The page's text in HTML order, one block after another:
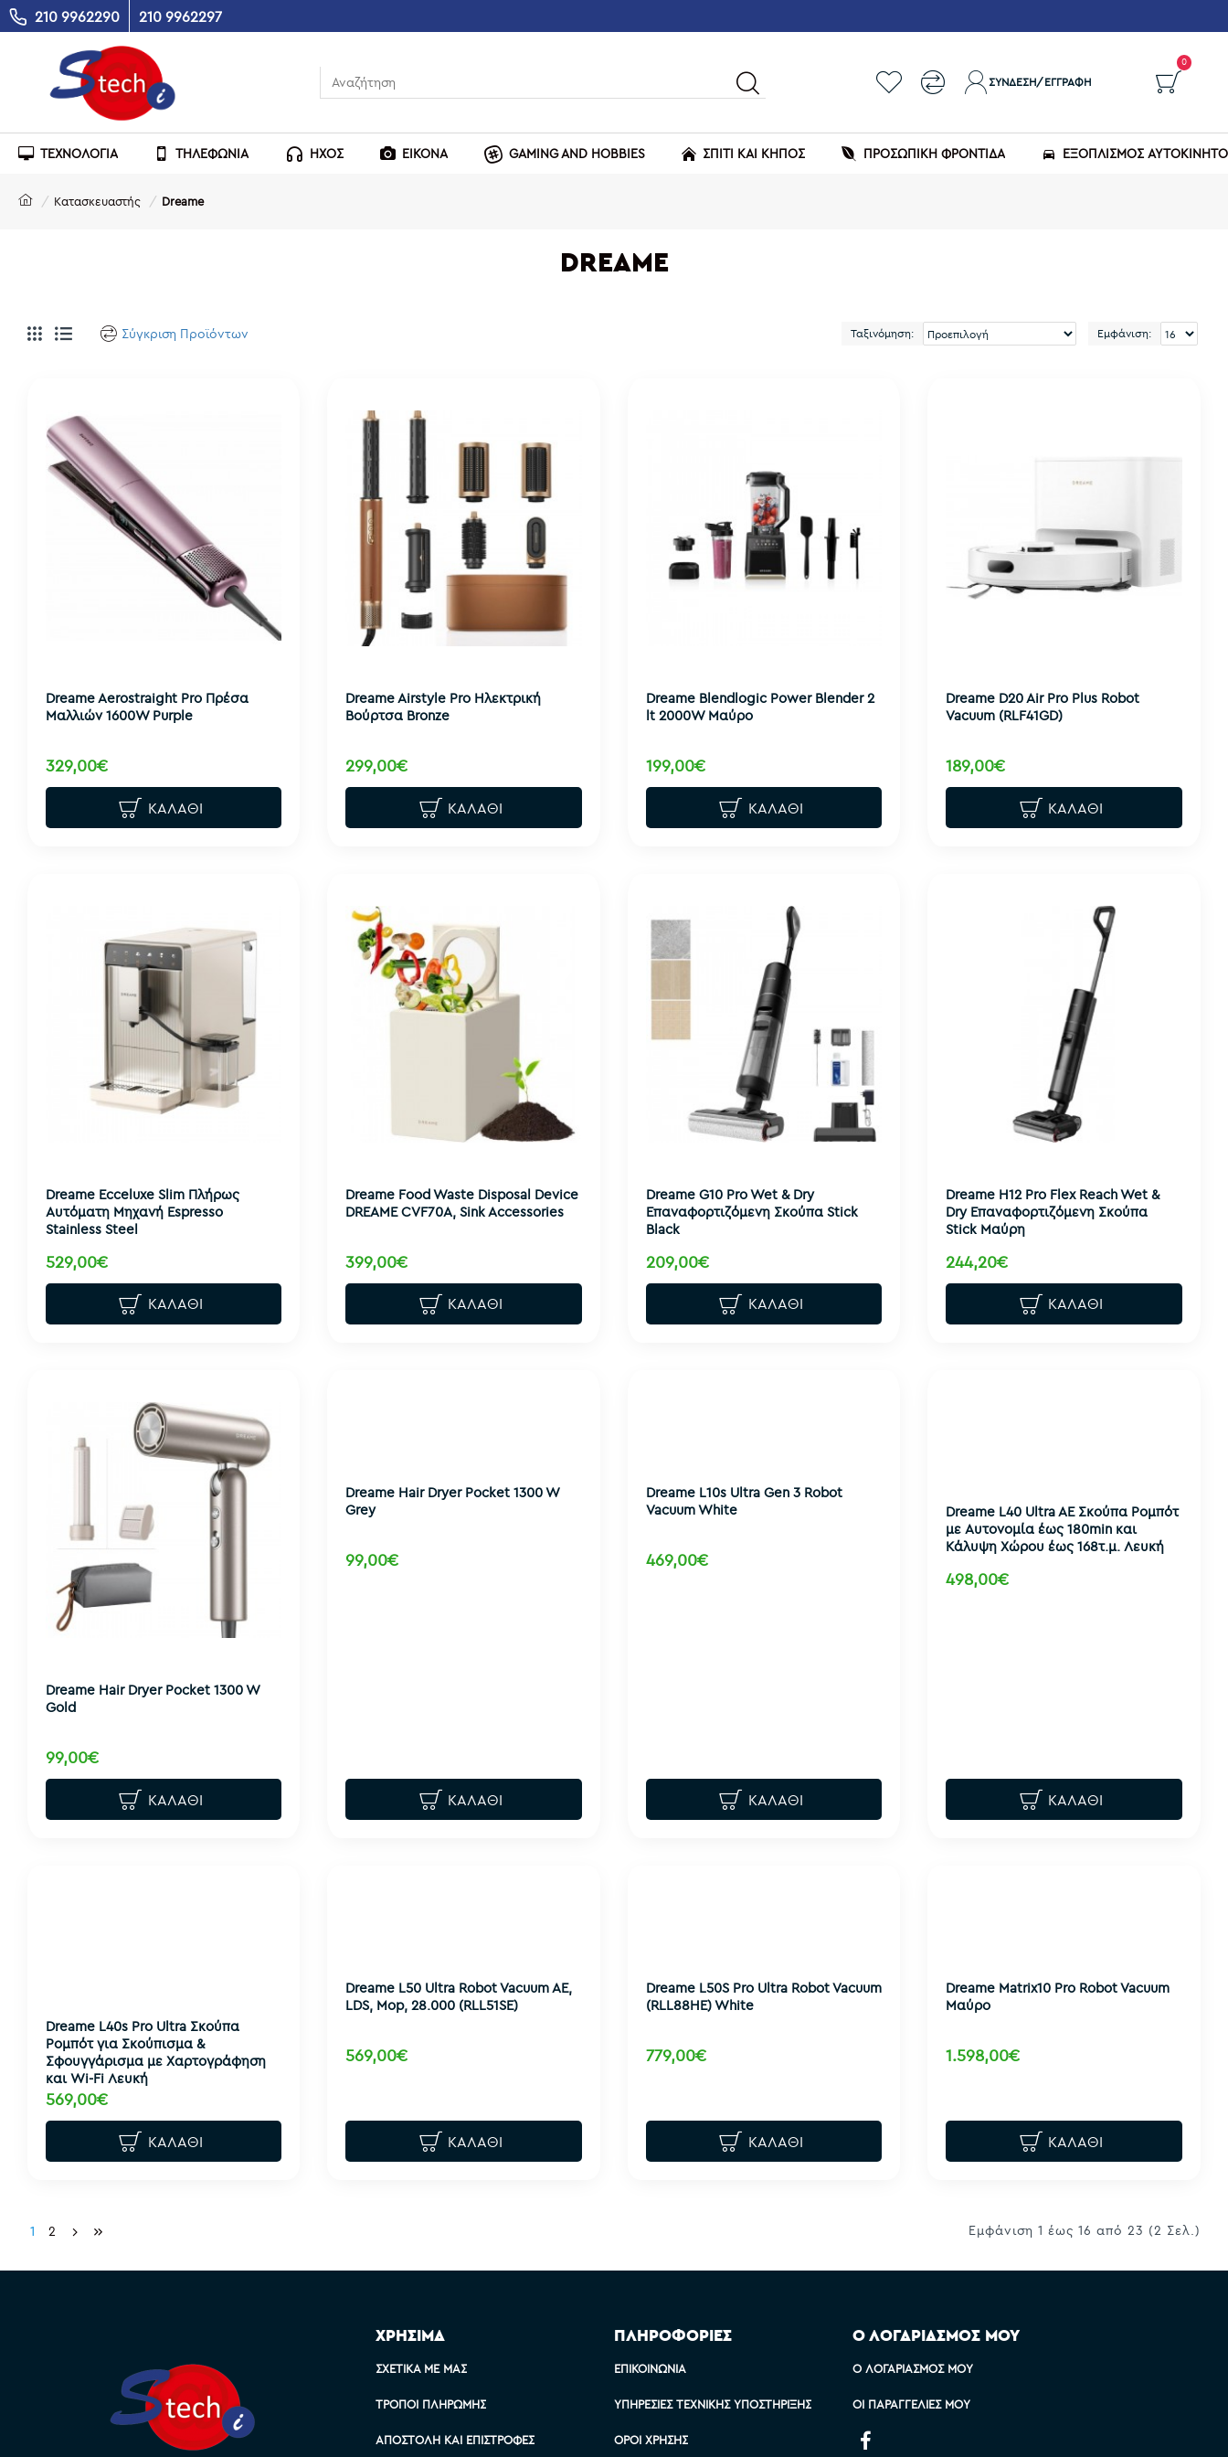
210 9962290 210 9962297
ΣΎΝΔΕΣΗ/ΕΓΓΡΑΦΉ
0
ΤΕΧΝΟΛΟΓΙΑ ΤΗΛΕΦΩΝΙΑ ΗΧΟΣ ΕΙΚΟΝΑ GAMING AND HOBBIES ΣΠΙΤΙ ΚΑΙ ΚΗΠΟΣ ΠΡΟΣΩΠΙΚΗ ΦΡΟΝΤΙΔΑ ΕΞΟΠΛΙΣΜΌΣ
Κατασκευαστής Dreame
DREAME
Σύγκριση Προϊόντων Ταξινόμηση: Εμφάνιση:
Dreame Aerostraight Pro Πρέσα
Μαλλιών 1600W Purple
329,00€
ΚΑΛΆΘΙ
Dreame Airstyle Pro Ηλεκτρική
Βούρτσα Bronze
299,00€
ΚΑΛΆΘΙ
Dreame Blendlogic Power Blender 2
lt 2000W Μαύρο
199,00€
ΚΑΛΆΘΙ
Dreame D20 Air Pro Plus Robot
Vacuum (RLF41GD)
189,00€
ΚΑΛΆΘΙ
Dreame Ecceluxe Slim Πλήρως
Aυτόματη Mηχανή Espresso
Stainless Steel
529,00€
ΚΑΛΆΘΙ
Dreame Food Waste Disposal Device
DREAME CVF70A, Sink Accessories
399,00€
ΚΑΛΆΘΙ
Dreame G10 Pro Wet & Dry
Επαναφορτιζόμενη Σκούπα Stick
Black
209,00€
ΚΑΛΆΘΙ
Dreame H12 Pro Flex Reach Wet &
Dry Επαναφορτιζόμενη Σκούπα
Stick Μαύρη
244,20€
ΚΑΛΆΘΙ
Dreame Hair Dryer Pocket 1300 W
Gold
99,00€
ΚΑΛΆΘΙ
Dreame Hair Dryer Pocket 1300 W
Grey
99,00€
ΚΑΛΆΘΙ
Dreame L10s Ultra Gen 3 Robot
Vacuum White
469,00€
ΚΑΛΆΘΙ
Dreame L40 Ultra AE Σκούπα Ρομπότ
με Αυτονομία έως 180min και
Κάλυψη Χώρου έως 168τ.μ. Λευκή
498,00€
ΚΑΛΆΘΙ
Dreame L40s Pro Ultra Σκούπα
Ρομπότ για Σκούπισμα &
Σφουγγάρισμα με Χαρτογράφηση
και Wi-Fi Λευκή
569,00€
ΚΑΛΆΘΙ
Dreame L50 Ultra Robot Vacuum AE,
LDS, Mop, 28.000 (RLL51SE)
569,00€
ΚΑΛΆΘΙ
Dreame L50S Pro Ultra Robot Vacuum
(RLL88HE) White
779,00€
ΚΑΛΆΘΙ
Dreame Matrix10 Pro Robot Vacuum
Μαύρο
1.598,00€
ΚΑΛΆΘΙ
1 2 Εμφάνιση 1 έως 16 από 23 (2 Σελ.)
ΧΡΗΣΙΜΑ
ΣΧΕΤΙΚΆ ΜΕ ΜΑΣ
ΤΡΌΠΟΙ ΠΛΗΡΩΜΉΣ
ΑΠΟΣΤΟΛΉ ΚΑΙ ΕΠΙΣΤΡΟΦΈΣ
ΠΛΗΡΟΦΟΡΙΕΣ
ΕΠΙΚΟΙΝΩΝΊΑ
ΥΠΗΡΕΣΊΕΣ ΤΕΧΝΙΚΉΣ ΥΠΟΣΤΉΡΙΞΗΣ
ΌΡΟΙ ΧΡΉΣΗΣ
Ο ΛΟΓΑΡΙΑΣΜΟΣ ΜΟΥ
Ο ΛΟΓΑΡΙΑΣΜΌΣ ΜΟΥ
ΟΙ ΠΑΡΑΓΓΕΛΊΕΣ ΜΟΥ